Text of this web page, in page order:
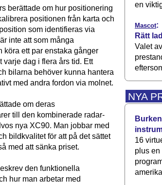
berättade om hur positionering
positionen från karta och
som identifieras via
inte att som många
köra ett par enstaka gånger
varje dag i flera års tid. Ett
bilarna behöver kunna hantera
med andra fordon via molnet.
om deras
till den kombinerade radar-
nya XC90. Man jobbar med
bildkvalitet för att på det sättet
med att sänka priset.
den funktionella
hur man arbetar med
en
Mascot:
Rätt
Valet
NYA
16
plus en